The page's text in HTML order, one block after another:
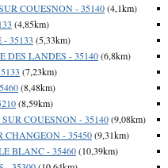
COUESNON - 35140(4,1km)
(4,85km)
35133 (5,33km)
DES LANDES - 35140(6,8km)
(7,23km)
(8,48km)
(8,59km)
COUESNON - 35140(9,08km)
CHANGEON - 35450(9,31km)
BLANC - 35460(10,39km)